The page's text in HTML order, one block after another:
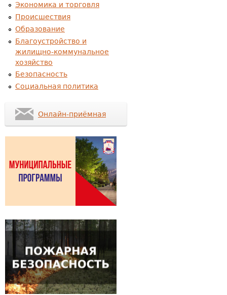
Экономика и торговля
Происшествия
Образование
Благоустройство и
жилищно-коммунальное
хозяйство
Безопасность
Социальная политика
Онлайн-приёмная